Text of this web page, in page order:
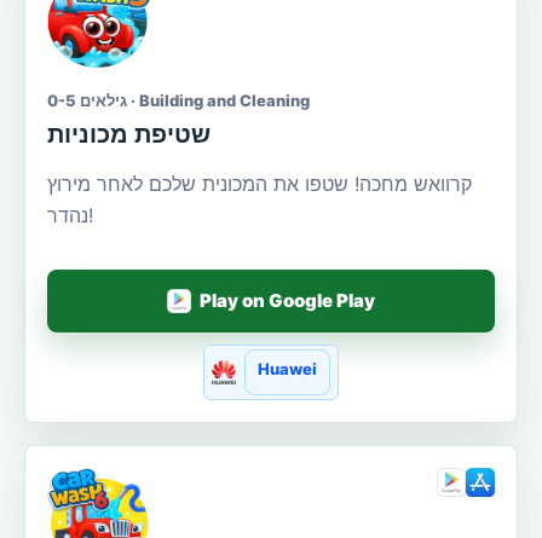
גילאים 0-5 · Building and Cleaning
שטיפת מכוניות
קרוואש מחכה! שטפו את המכונית שלכם לאחר מירוץ
נהדר!
Play on Google Play
Huawei